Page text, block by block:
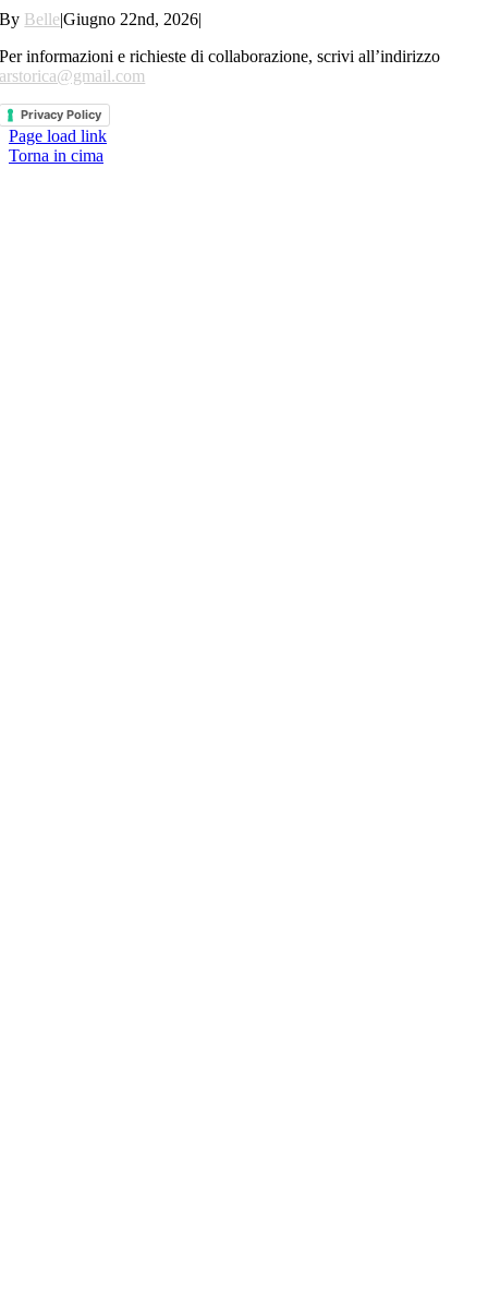
By Belle|Giugno 22nd, 2026|
Per informazioni e richieste di collaborazione, scrivi all’indirizzo
arstorica@gmail.com
Privacy Policy
Page load link
Torna in cima